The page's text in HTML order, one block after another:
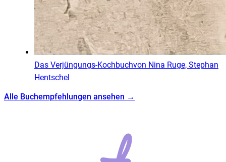
Das Verjüngungs-Kochbuchvon Nina Ruge, Stephan
Hentschel
Alle Buchempfehlungen ansehen →